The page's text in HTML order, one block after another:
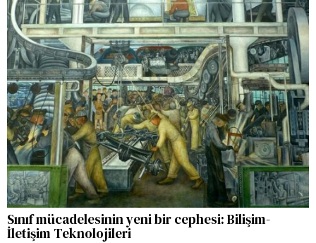
Sınıf mücadelesinin yeni bir cephesi: Bilişim-
İletişim Teknolojileri